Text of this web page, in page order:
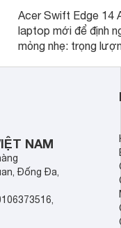
Acer Swift Edge 14
laptop mới để định
mỏng nhẹ: trọng
năng AI hàng đầu,
NAM
Đống Đa,